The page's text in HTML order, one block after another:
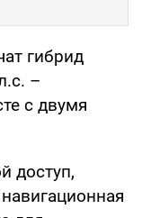
гибрид
–
с двумя
доступ,